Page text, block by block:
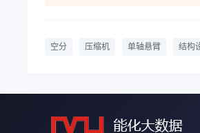
轮、轴螺母、隔套、平衡盘和
级结构,首级叶轮为半开叶轮,
空分 压缩机 单轴悬臂 结构